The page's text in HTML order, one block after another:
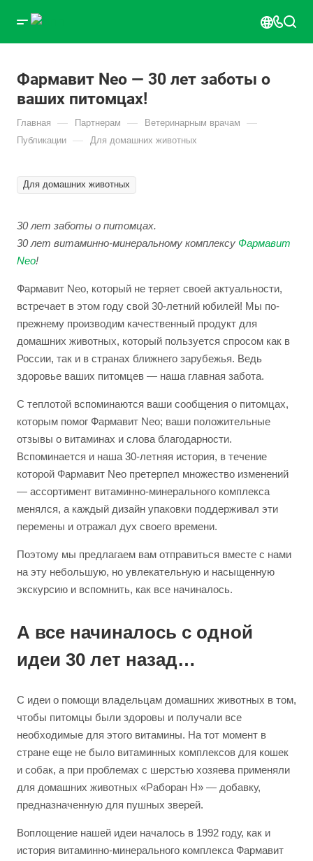
Фармавит Neo — 30 лет заботы о
ваших питомцах!
Главная — Партнерам — Ветеринарным врачам —
Публикации — Для домашних животных
Для домашних животных
30 лет заботы о питомцах.
30 лет витаминно-минеральному комплексу Фармавит
Neo!
Фармавит Neo, который не теряет своей актуальности,
встречает в этом году свой 30-летний юбилей! Мы по-
прежнему производим качественный продукт для
домашних животных, который пользуется спросом как в
России, так и в странах ближнего зарубежья. Ведь
здоровье ваших питомцев — наша главная забота.
С теплотой вспоминаются ваши сообщения о питомцах,
которым помог Фармавит Neo; ваши положительные
отзывы о витаминах и слова благодарности.
Вспоминается и наша 30-летняя история, в течение
которой Фармавит Neo претерпел множество изменений
— ассортимент витаминно-минерального комплекса
менялся, а каждый дизайн упаковки поддерживал эти
перемены и отражал дух своего времени.
Поэтому мы предлагаем вам отправиться вместе с нами
на эту небольшую, но увлекательную и насыщенную
экскурсию и вспомнить, как все начиналось.
А все начиналось с одной
идеи 30 лет назад…
С идеи о помощи владельцам домашних животных в том,
чтобы питомцы были здоровы и получали все
необходимые для этого витамины. На тот момент в
стране еще не было витаминных комплексов для кошек
и собак, а при проблемах с шерстью хозяева применяли
для домашних животных «Раборан Н» — добавку,
предназначенную для пушных зверей.
Воплощение нашей идеи началось в 1992 году, как и
история витаминно-минерального комплекса Фармавит